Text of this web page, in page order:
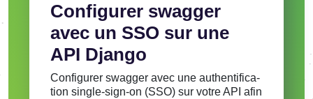
Confi­gu­rer swag­ger
avec un SSO sur une
API Django
Confi­gu­rer swag­ger avec une authen­ti­fi­ca­
tion single-sign-on (SSO) sur votre API afin